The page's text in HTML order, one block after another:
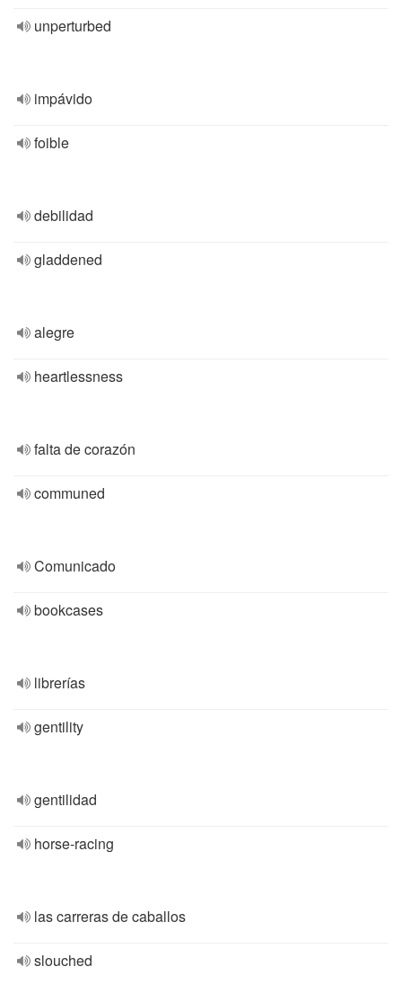
unperturbed
impávido
foible
debilidad
gladdened
alegre
heartlessness
falta de corazón
communed
Comunicado
bookcases
librerías
gentility
gentilidad
horse-racing
las carreras de caballos
slouched